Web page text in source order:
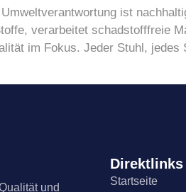
ist
verarbeitet schadstofffreie
im Fokus. Jeder Stuhl,
und
Direktlinks
Startseite